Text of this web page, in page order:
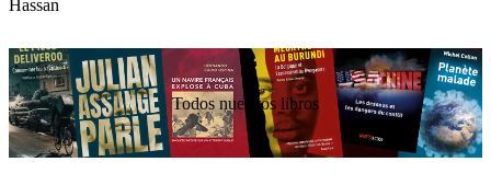
Todos nuestros libros